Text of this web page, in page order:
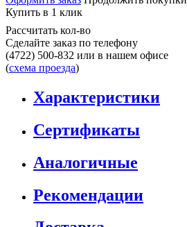
Купить в 1 клик
Рассчитать кол-во
Сделайте заказ по телефону
(4722) 500-832 или в нашем офисе
(схема проезда)
Характеристики
Сертификаты
Аналогичные
Рекомендации